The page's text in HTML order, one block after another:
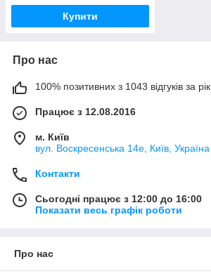
Купити
Про нас
100% позитивних з 1043 відгуків за рік
Працює з 12.08.2016
м. Київ
вул. Воскресенська 14е, Київ, Україна
Контакти
Сьогодні працює з 12:00 до 16:00
Показати весь графік роботи
Про нас